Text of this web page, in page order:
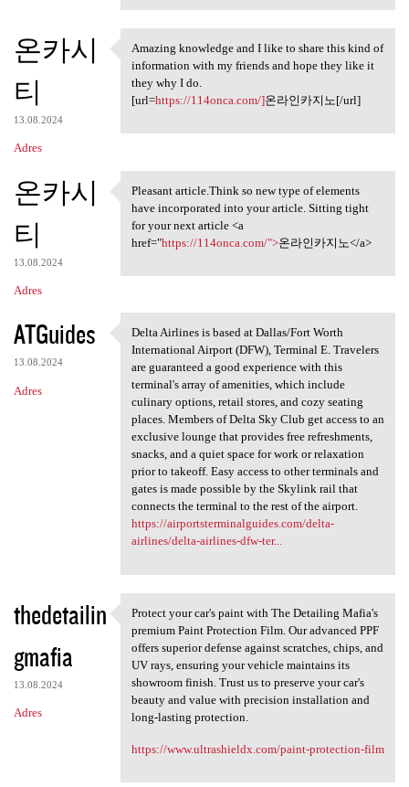
온카시
티
13.08.2024
Adres
Amazing knowledge and I like
Amazing knowledge and I like to share this kind of
information with my friends and hope they like it
they why I do.
[url=https://114onca.com/]온라인카지노[/url]
온카시
티
13.08.2024
Adres
Pleasant article.Think so new
Pleasant article.Think so new type of elements
have incorporated into your article. Sitting tight
for your next article <a
href="https://114onca.com/">온라인카지노</a>
ATGuides
13.08.2024
Adres
Delta Airlines is based at
Delta Airlines is based at Dallas/Fort Worth
International Airport (DFW), Terminal E. Travelers
are guaranteed a good experience with this
terminal's array of amenities, which include
culinary options, retail stores, and cozy seating
places. Members of Delta Sky Club get access to an
exclusive lounge that provides free refreshments,
snacks, and a quiet space for work or relaxation
prior to takeoff. Easy access to other terminals and
gates is made possible by the Skylink rail that
connects the terminal to the rest of the airport.
https://airportsterminalguides.com/delta-
airlines/delta-airlines-dfw-ter...
thedetailin
gmafia
13.08.2024
Adres
Protect your car's paint with
Protect your car's paint with The Detailing Mafia's
premium Paint Protection Film. Our advanced PPF
offers superior defense against scratches, chips, and
UV rays, ensuring your vehicle maintains its
showroom finish. Trust us to preserve your car's
beauty and value with precision installation and
long-lasting protection.
https://www.ultrashieldx.com/paint-protection-film